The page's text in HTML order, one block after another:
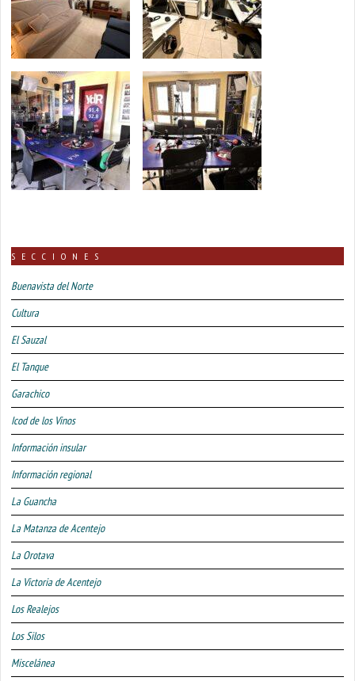
SECCIONES
Buenavista del Norte
Cultura
El Sauzal
El Tanque
Garachico
Icod de los Vinos
Información insular
Información regional
La Guancha
La Matanza de Acentejo
La Orotava
La Victoria de Acentejo
Los Realejos
Los Silos
Miscelánea